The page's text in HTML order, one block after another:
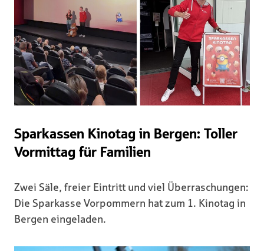
Sparkassen Kinotag in Bergen: Toller
Vormittag für Familien
Zwei Säle, freier Eintritt und viel Überraschungen:
Die Sparkasse Vorpommern hat zum 1. Kinotag in
Bergen eingeladen.